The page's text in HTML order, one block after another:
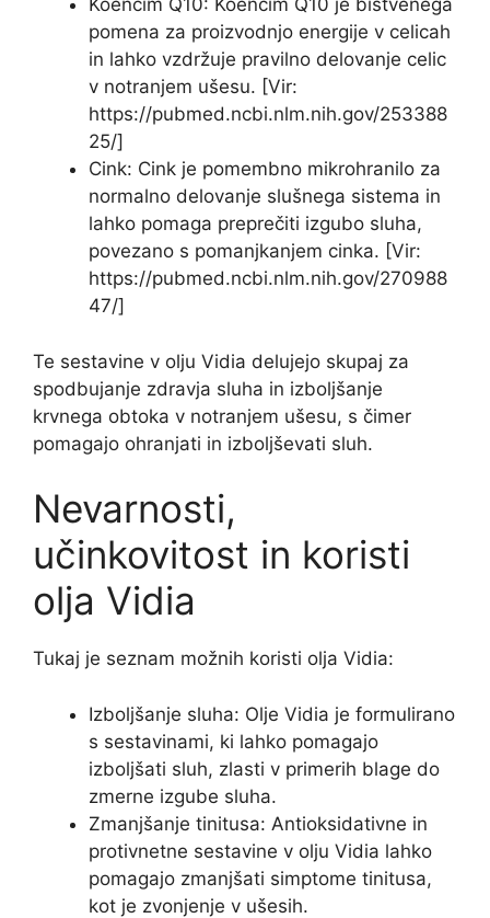
Koencim Q10: Koencim Q10 je bistvenega
pomena za proizvodnjo energije v celicah
in lahko vzdržuje pravilno delovanje celic
v notranjem ušesu. [Vir:
https://pubmed.ncbi.nlm.nih.gov/253388
25/]
Cink: Cink je pomembno mikrohranilo za
normalno delovanje slušnega sistema in
lahko pomaga preprečiti izgubo sluha,
povezano s pomanjkanjem cinka. [Vir:
https://pubmed.ncbi.nlm.nih.gov/270988
47/]
Te sestavine v olju Vidia delujejo skupaj za
spodbujanje zdravja sluha in izboljšanje
krvnega obtoka v notranjem ušesu, s čimer
pomagajo ohranjati in izboljševati sluh.
Nevarnosti,
učinkovitost in koristi
olja Vidia
Tukaj je seznam možnih koristi olja Vidia:
Izboljšanje sluha: Olje Vidia je formulirano
s sestavinami, ki lahko pomagajo
izboljšati sluh, zlasti v primerih blage do
zmerne izgube sluha.
Zmanjšanje tinitusa: Antioksidativne in
protivnetne sestavine v olju Vidia lahko
pomagajo zmanjšati simptome tinitusa,
kot je zvonjenje v ušesih.